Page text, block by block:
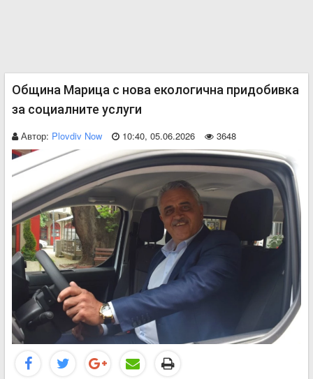
Община Марица с нова екологична придобивка
за социалните услуги
Автор: Plovdiv Now 10:40, 05.06.2026 3648